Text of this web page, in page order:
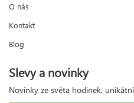
O nás
Kontakt
Blog
Slevy a novinky
Novinky ze světa hodinek,